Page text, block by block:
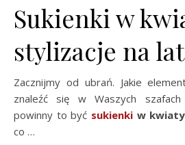
Sukienki w
stylizacje na
Zacznijmy od ubrań. Jakie
znaleźć się w Waszych
powinny to być sukienkiw kwiaty
co …